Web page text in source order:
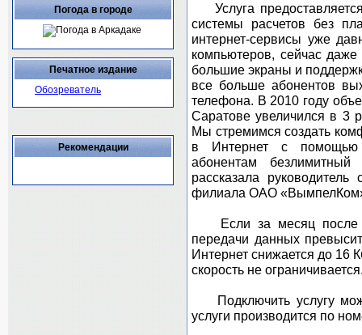
Погода в городе
Печатное издание
Обозреватель
Рекомендации
Услуга
системы расчетов без
интернет-сервисы уже
компьютеров, сейчас
большие экраны и
все больше абонентов
телефона. В 2010 году
Саратове увеличился в 3
Мы стремимся создать
в Интернет с
абонентам
рассказала
филиала ОАО
Если за месяц после
передачи данных
Интернет снижается до 16
скорость не
Подключить услугу
услуги производится по